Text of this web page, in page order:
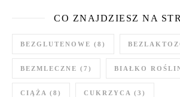
CO ZNAJDZIESZ NA
BEZGLUTENOWE (8)
BEZMLECZNE (7) BIAŁKO
CIĄŻA (8) CUKRZYCA (3)